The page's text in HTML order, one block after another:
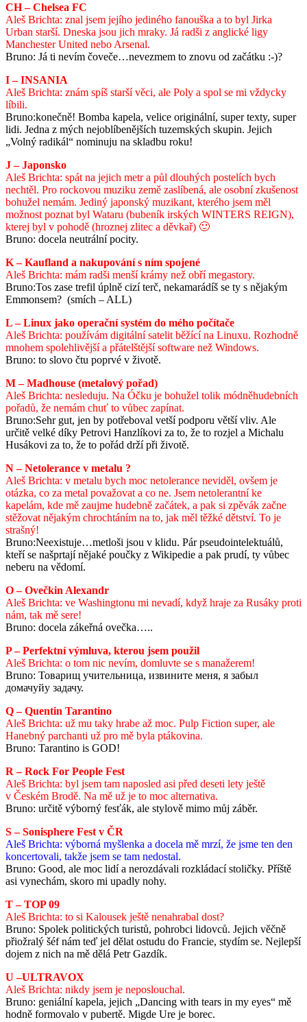
CH – Chelsea FC
Aleš Brichta: znal jsem jejího jediného fanouška a to byl Jirka
Urban starší. Dneska jsou jich mraky. Já radši z anglické ligy
Manchester United nebo Arsenal.
Bruno: Já ti nevím čoveče…nevezmem to znovu od začátku :-)?
I – INSANIA
Aleš Brichta: znám spíš starší věci, ale Poly a spol se mi vždycky
líbili.
Bruno:konečně! Bomba kapela, velice originální, super texty, super
lidi. Jedna z mých nejoblíbenějších tuzemských skupin. Jejich
„Volný radikál“ nominuju na skladbu roku!
J – Japonsko
Aleš Brichta: spát na jejich metr a půl dlouhých postelích bych
nechtěl. Pro rockovou muziku země zaslíbená, ale osobní zkušenost
bohužel nemám. Jediný japonský muzikant, kterého jsem měl
možnost poznat byl Wataru (bubeník irských WINTERS REIGN),
kterej byl v pohodě (hroznej zlitec a děvkař) 🙂
Bruno: docela neutrální pocity.
K – Kaufland a nakupování s ním spojené
Aleš Brichta: mám radši menší krámy než obří megastory.
Bruno:Tos zase trefil úplně cizí terč, nekamarádíš se ty s nějakým
Emmonsem? (smích – ALL)
L – Linux jako operační systém do mého počítače
Aleš Brichta: používám digitální satelit běžící na Linuxu. Rozhodně
mnohem spolehlivější a přátelštější software než Windows.
Bruno: to slovo čtu poprvé v životě.
M – Madhouse (metalový pořad)
Aleš Brichta: nesleduju. Na Óčku je bohužel tolik módněhudebních
pořadů, že nemám chuť to vůbec zapínat.
Bruno:Sehr gut, jen by potřeboval vetší podporu větší vliv. Ale
určitě velké díky Petrovi Hanzlíkovi za to, že to rozjel a Michalu
Husákovi za to, že to pořád drží při životě.
N – Netolerance v metalu ?
Aleš Brichta: v metalu bych moc netolerance neviděl, ovšem je
otázka, co za metal považovat a co ne. Jsem netolerantní ke
kapelám, kde mě zaujme hudebně začátek, a pak si zpěvák začne
stěžovat nějakým chrochtáním na to, jak měl těžké dětství. To je
strašný!
Bruno:Neexistuje…metloši jsou v klidu. Pár pseudointelektuálů,
kteří se našprtají nějaké poučky z Wikipedie a pak prudí, ty vůbec
neberu na vědomí.
O – Ovečkin Alexandr
Aleš Brichta: ve Washingtonu mi nevadí, když hraje za Rusáky proti
nám, tak mě sere!
Bruno: docela zákeřná ovečka…..
P – Perfektní výmluva, kterou jsem použil
Aleš Brichta: o tom nic nevím, domluvte se s manažerem!
Bruno: Товарищ учительница, извините меня, я забыл
домачуйу задачу.
Q – Quentin Tarantino
Aleš Brichta: už mu taky hrabe až moc. Pulp Fiction super, ale
Hanebný parchanti už pro mě byla ptákovina.
Bruno: Tarantino is GOD!
R – Rock For People Fest
Aleš Brichta: byl jsem tam naposled asi před deseti lety ještě
v Českém Brodě. Na mě už je to moc alternativa.
Bruno: určitě výborný fesťák, ale stylově mimo můj záběr.
S – Sonisphere Fest v ČR
Aleš Brichta: výborná myšlenka a docela mě mrzí, že jsme ten den
koncertovali, takže jsem se tam nedostal.
Bruno: Good, ale moc lidí a nerozdávali rozkládací stoličky. Příště
asi vynechám, skoro mi upadly nohy.
T – TOP 09
Aleš Brichta: to si Kalousek ještě nenahrabal dost?
Bruno: Spolek politických turistů, pohrobci lidovců. Jejich věčně
přiožralý šéf nám teď jel dělat ostudu do Francie, stydím se. Nejlepší
dojem z nich na mě dělá Petr Gazdík.
U –ULTRAVOX
Aleš Brichta: nikdy jsem je neposlouchal.
Bruno: geniální kapela, jejich „Dancing with tears in my eyes“ mě
hodně formovalo v pubertě. Migde Ure je borec.